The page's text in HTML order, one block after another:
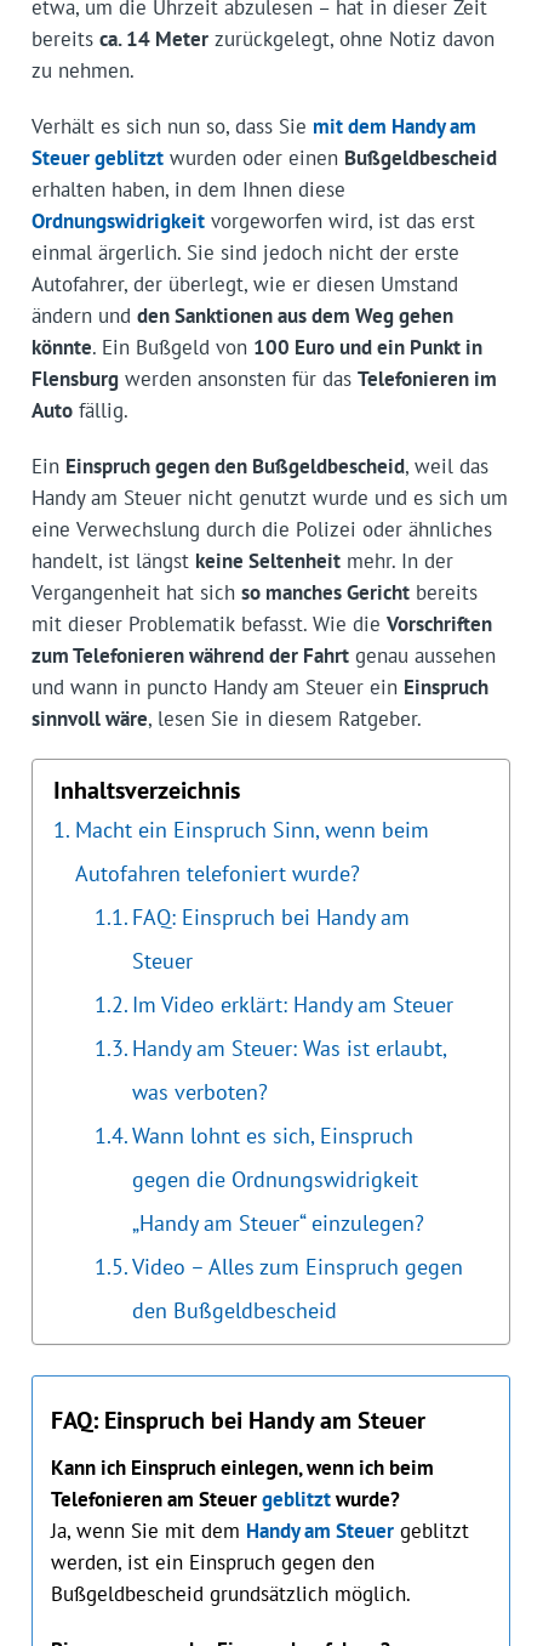
etwa, um die Uhrzeit abzulesen – hat in dieser Zeit
bereits ca. 14 Meterzurückgelegt, ohne Notiz davon
zu nehmen.
Verhält es sich nun so, dass Sie mit dem Handy am
Steuer geblitztwurden oder einen Bußgeldbescheid
erhalten haben, in dem Ihnen diese
Ordnungswidrigkeitvorgeworfen wird, ist das erst
einmal ärgerlich. Sie sind jedoch nicht der erste
Autofahrer, der überlegt, wie er diesen Umstand
ändern und den Sanktionen aus dem Weg gehen
könnte. Ein Bußgeld von 100 Euro und ein Punkt in
Flensburgwerden ansonsten für das Telefonieren im
Autofällig.
Ein Einspruch gegen den Bußgeldbescheid, weil das
Handy am Steuer nicht genutzt wurde und es sich um
eine Verwechslung durch die Polizei oder ähnliches
handelt, ist längst keine Seltenheitmehr. In der
Vergangenheit hat sich so manches Gerichtbereits
mit dieser Problematik befasst. Wie die Vorschriften
zum Telefonieren während der Fahrtgenau aussehen
und wann in puncto Handy am Steuer ein Einspruch
sinnvoll wäre, lesen Sie in diesem Ratgeber.
Inhaltsverzeichnis
Macht ein Einspruch Sinn, wenn beim
Autofahren telefoniert wurde?
FAQ: Einspruch bei Handy am
Steuer
Im Video erklärt: Handy am Steuer
Handy am Steuer: Was ist erlaubt,
was verboten?
Wann lohnt es sich, Einspruch
gegen die Ordnungswidrigkeit
„Handy am Steuer“ einzulegen?
Video – Alles zum Einspruch gegen
den Bußgeldbescheid
FAQ: Einspruch bei Handy am Steuer
Kann ich Einspruch einlegen, wenn ich beim
Telefonieren am Steuergeblitztwurde?
Ja, wenn Sie mit dem Handy am Steuergeblitzt
werden, ist ein Einspruch gegen den
Bußgeldbescheid grundsätzlich möglich.